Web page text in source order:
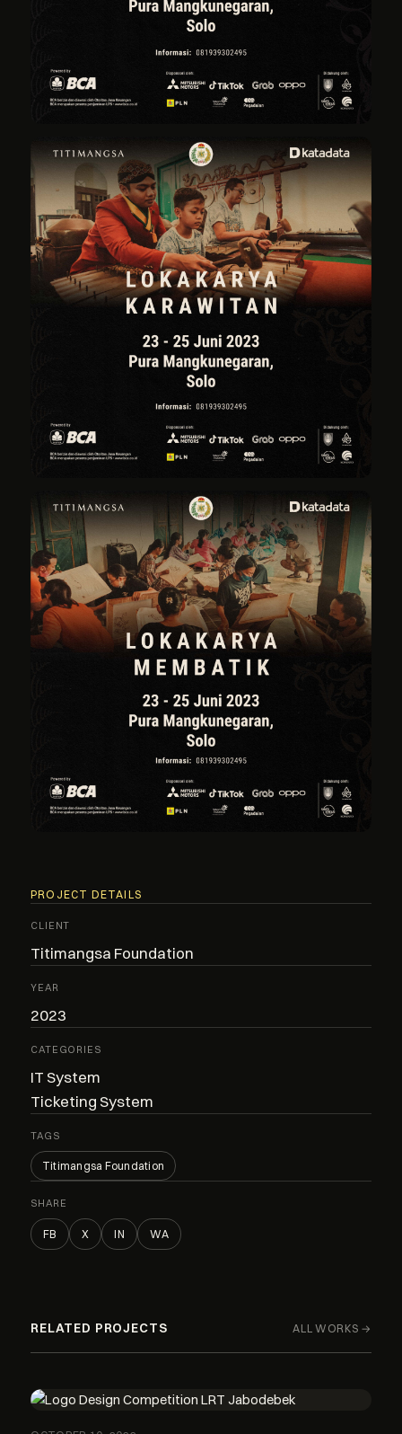
PROJECT DETAILS
CLIENT
Titimangsa Foundation
YEAR
2023
CATEGORIES
IT System
Ticketing System
TAGS
Titimangsa Foundation
SHARE
FB X IN WA
RELATED PROJECTS ALL WORKS →